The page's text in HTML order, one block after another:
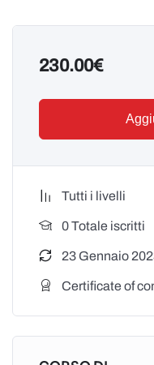
230.00€
Tutti i livelli
0 Totale iscritti
23 Gennaio
Certificate of